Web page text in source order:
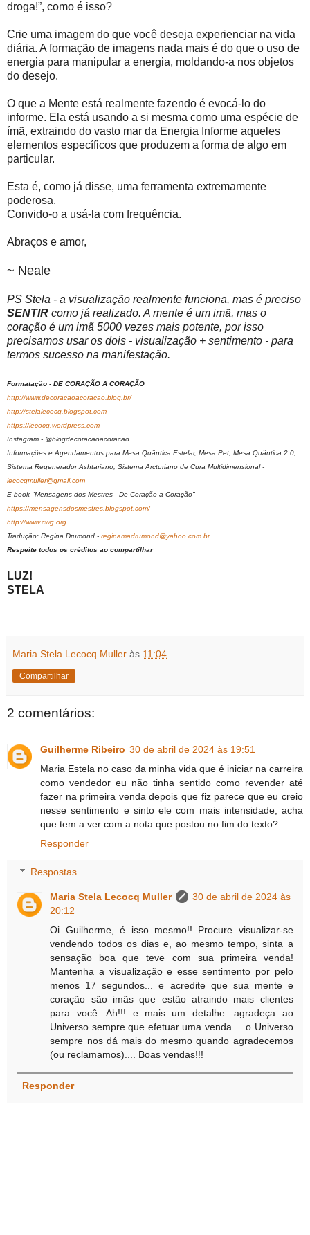
droga!”, como é isso?
Crie uma imagem do que você deseja experienciar na vida
diária. A formação de imagens nada mais é do que o uso de
energia para manipular a energia, moldando-a nos objetos
do desejo.
O que a Mente está realmente fazendo é evocá-lo do
informe. Ela está usando a si mesma como uma espécie de
ímã, extraindo do vasto mar da Energia Informe aqueles
elementos específicos que produzem a forma de algo em
particular.
Esta é, como já disse, uma ferramenta extremamente
poderosa.
Convido-o a usá-la com frequência.
Abraços e amor,
~ Neale
PS Stela - a visualização realmente funciona, mas é preciso
SENTIR como já realizado. A mente é um imã, mas o
coração é um imã 5000 vezes mais potente, por isso
precisamos usar os dois - visualização + sentimento - para
termos sucesso na manifestação.
Formatação - DE CORAÇÃO A CORAÇÃO
http://www.decoracaoacoracao.blog.br/
http://stelalecocq.blogspot.com
https://lecocq.wordpress.com
Instagram - @blogdecoracaoacoracao
Informações e Agendamentos para Mesa Quântica Estelar, Mesa Pet, Mesa Quântica 2.0,
Sistema Regenerador Ashtariano, Sistema Arcturiano de Cura Multidimensional -
lecocqmuller@gmail.com
E-book "Mensagens dos Mestres - De Coração a Coração" -
https://mensagensdosmestres.blogspot.com/
http://www.cwg.org
Tradução: Regina Drumond - reginamadrumond@yahoo.com.br
Respeite todos os créditos ao compartilhar
LUZ!
STELA
Maria Stela Lecocq Muller às 11:04
Compartilhar
2 comentários:
Guilherme Ribeiro 30 de abril de 2024 às 19:51
Maria Estela no caso da minha vida que é iniciar na carreira
como vendedor eu não tinha sentido como revender até
fazer na primeira venda depois que fiz parece que eu creio
nesse sentimento e sinto ele com mais intensidade, acha
que tem a ver com a nota que postou no fim do texto?
Responder
Respostas
Maria Stela Lecocq Muller
30 de abril de 2024 às
20:12
Oi Guilherme, é isso mesmo!! Procure visualizar-se
vendendo todos os dias e, ao mesmo tempo, sinta a
sensação boa que teve com sua primeira venda!
Mantenha a visualização e esse sentimento por pelo
menos 17 segundos... e acredite que sua mente e
coração são imãs que estão atraindo mais clientes
para você. Ah!!! e mais um detalhe: agradeça ao
Universo sempre que efetuar uma venda.... o Universo
sempre nos dá mais do mesmo quando agradecemos
(ou reclamamos).... Boas vendas!!!
Responder